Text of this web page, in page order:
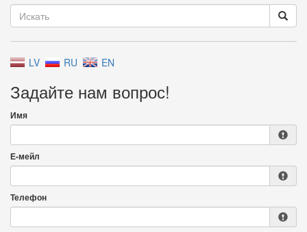
LV RU EN
Задайте нам вопрос!
Имя
Е-мейл
Телефон